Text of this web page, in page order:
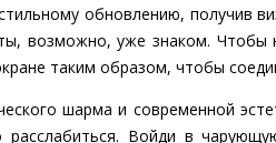
обновлению, получив
возможно, уже знаком.
таким образом, чтобы
шарма и современной
расслабиться. Войди в